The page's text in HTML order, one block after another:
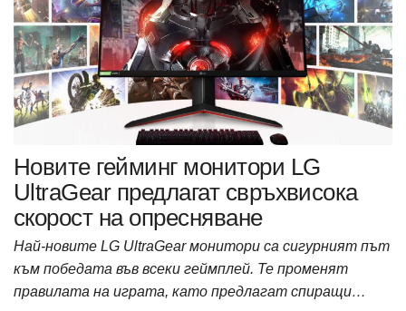
Новите гейминг монитори LG
UltraGear предлагат свръхвисока
скорост на опресняване
Най-новите LG UltraGear монитори са сигурният път
към победата във всеки геймплей. Те променят
правилата на играта, като предлагат спиращи…